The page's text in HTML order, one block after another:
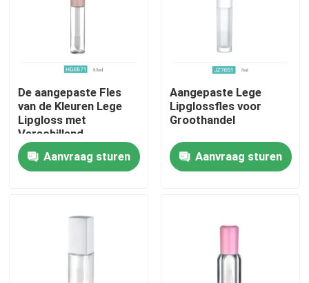
Thuis
Over ons
De aangepaste Fles
van de Kleuren Lege
Lipgloss met
Verschillend
Instrumenten en
Serigrafieembleem
Aanvraag sturen
Aangepaste Lege
Lipglossfles voor
Groothandel
Aanvraag sturen